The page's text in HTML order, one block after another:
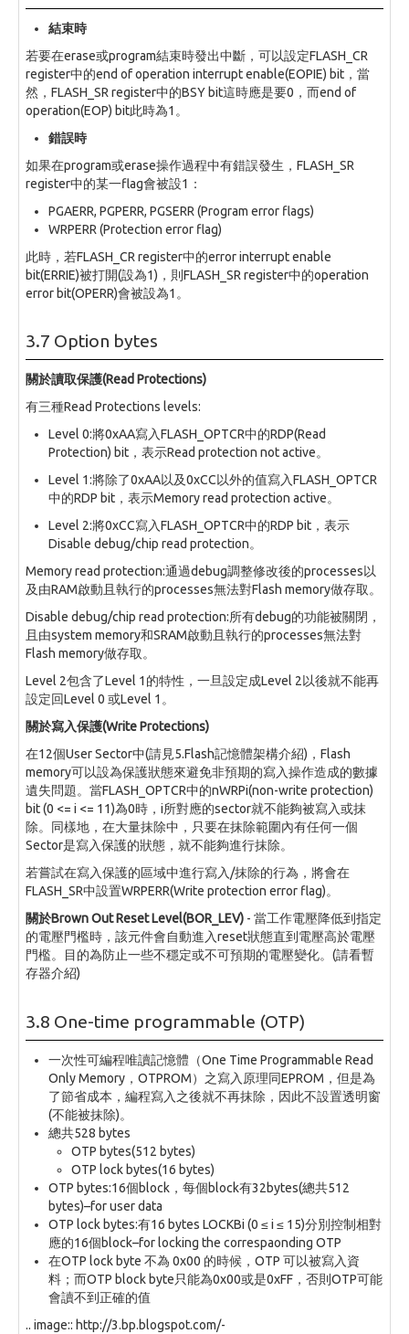
結束時
若要在erase或program結束時發出中斷，可以設定FLASH_CR
register中的end of operation interrupt enable(EOPIE) bit，當
然，FLASH_SR register中的BSY bit這時應是要0，而end of
operation(EOP) bit此時為1。
錯誤時
如果在program或erase操作過程中有錯誤發生，FLASH_SR
register中的某一flag會被設1：
PGAERR, PGPERR, PGSERR (Program error flags)
WRPERR (Protection error flag)
此時，若FLASH_CR register中的error interrupt enable
bit(ERRIE)被打開(設為1)，則FLASH_SR register中的operation
error bit(OPERR)會被設為1。
3.7 Option bytes
關於讀取保護(Read Protections)
有三種Read Protections levels:
Level 0:將0xAA寫入FLASH_OPTCR中的RDP(Read
Protection) bit，表示Read protection not active。
Level 1:將除了0xAA以及0xCC以外的值寫入FLASH_OPTCR
中的RDP bit，表示Memory read protection active。
Level 2:將0xCC寫入FLASH_OPTCR中的RDP bit，表示
Disable debug/chip read protection。
Memory read protection:通過debug調整修改後的processes以
及由RAM啟動且執行的processes無法對Flash memory做存取。
Disable debug/chip read protection:所有debug的功能被關閉，
且由system memory和SRAM啟動且執行的processes無法對
Flash memory做存取。
Level 2包含了Level 1的特性，一旦設定成Level 2以後就不能再
設定回Level 0 或Level 1。
關於寫入保護(Write Protections)
在12個User Sector中(請見5.Flash記憶體架構介紹)，Flash
memory可以設為保護狀態來避免非預期的寫入操作造成的數據
遺失問題。當FLASH_OPTCR中的nWRPi(non-write protection)
bit (0 <= i <= 11)為0時，i所對應的sector就不能夠被寫入或抹
除。同樣地，在大量抹除中，只要在抹除範圍內有任何一個
Sector是寫入保護的狀態，就不能夠進行抹除。
若嘗試在寫入保護的區域中進行寫入/抹除的行為，將會在
FLASH_SR中設置WRPERR(Write protection error flag)。
關於Brown Out Reset Level(BOR_LEV) - 當工作電壓降低到指定
的電壓門檻時，該元件會自動進入reset狀態直到電壓高於電壓
門檻。目的為防止一些不穩定或不可預期的電壓變化。(請看暫
存器介紹)
3.8 One-time programmable (OTP)
一次性可編程唯讀記憶體（One Time Programmable Read
Only Memory，OTPROM）之寫入原理同EPROM，但是為
了節省成本，編程寫入之後就不再抹除，因此不設置透明窗
(不能被抹除)。
總共528 bytes
OTP bytes(512 bytes)
OTP lock bytes(16 bytes)
OTP bytes:16個block，每個block有32bytes(總共512
bytes)–for user data
OTP lock bytes:有16 bytes LOCKBi (0 ≤ i ≤ 15)分別控制相對
應的16個block–for locking the correspaonding OTP
在OTP lock byte 不為 0x00 的時候，OTP 可以被寫入資
料；而OTP block byte只能為0x00或是0xFF，否則OTP可能
會讀不到正確的值
.. image:: http://3.bp.blogspot.com/-